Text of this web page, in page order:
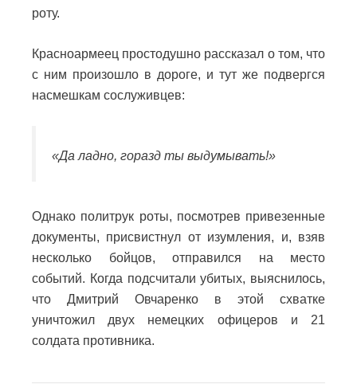
роту.
Красноармеец простодушно рассказал о том, что
с ним произошло в дороге, и тут же подвергся
насмешкам сослуживцев:
«Да ладно, горазд ты выдумывать!»
Однако политрук роты, посмотрев привезенные
документы, присвистнул от изумления, и, взяв
несколько бойцов, отправился на место
событий. Когда подсчитали убитых, выяснилось,
что Дмитрий Овчаренко в этой схватке
уничтожил двух немецких офицеров и 21
солдата противника.